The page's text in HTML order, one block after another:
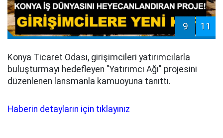
9 11
Konya Ticaret Odası, girişimcileri yatırımcılarla
buluşturmayı hedefleyen "Yatırımcı Ağı" projesini
düzenlenen lansmanla kamuoyuna tanıttı.
Haberin detayların için tıklayınız